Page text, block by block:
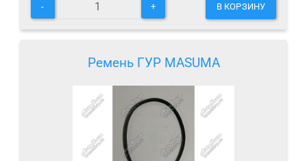
- + В КОРЗИНУ
Ремень ГУР MASUMA